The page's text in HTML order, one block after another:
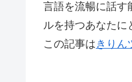
言語を流暢に話す
ルを持つあなたに
この記事はきりん